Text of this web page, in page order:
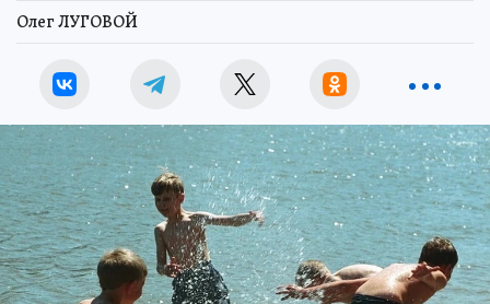
Олег ЛУГОВОЙ